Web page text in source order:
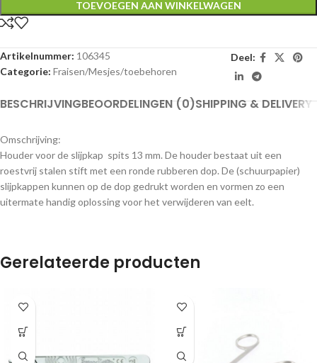
TOEVOEGEN AAN WINKELWAGEN
Artikelnummer: 106345
Categorie: Fraisen/Mesjes/toebehoren
Deel:
BESCHRIJVINGBEOORDELINGEN (0)SHIPPING & DELIVERY
Omschrijving:
Houder voor de slijpkap spits 13 mm. De houder bestaat uit een
roestvrij stalen stift met een ronde rubberen dop. De (schuurpapier)
slijpkappen kunnen op de dop gedrukt worden en vormen zo een
uitermate handig oplossing voor het verwijderen van eelt.
Gerelateerde producten